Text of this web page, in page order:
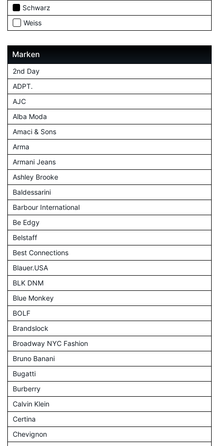
Schwarz
Weiss
Marken
2nd Day
ADPT.
AJC
Alba Moda
Amaci & Sons
Arma
Armani Jeans
Ashley Brooke
Baldessarini
Barbour International
Be Edgy
Belstaff
Best Connections
Blauer.USA
BLK DNM
Blue Monkey
BOLF
Brandslock
Broadway NYC Fashion
Bruno Banani
Bugatti
Burberry
Calvin Klein
Certina
Chevignon